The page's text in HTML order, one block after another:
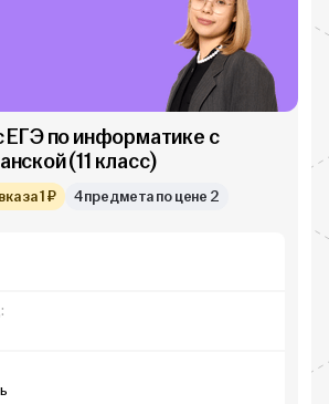
ЕГЭ по информатике с
(11 класс)
за 1 ₽ 4 предмета по цене 2